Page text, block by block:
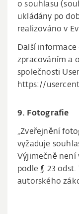
o souhlasu
ukládány po
realizováno v
Další
zpracováním a
společnosti
https://
9. Fotografie
„Zveřejnění
vyžaduje
Výjimečně není
podle § 23 odst.
autorského